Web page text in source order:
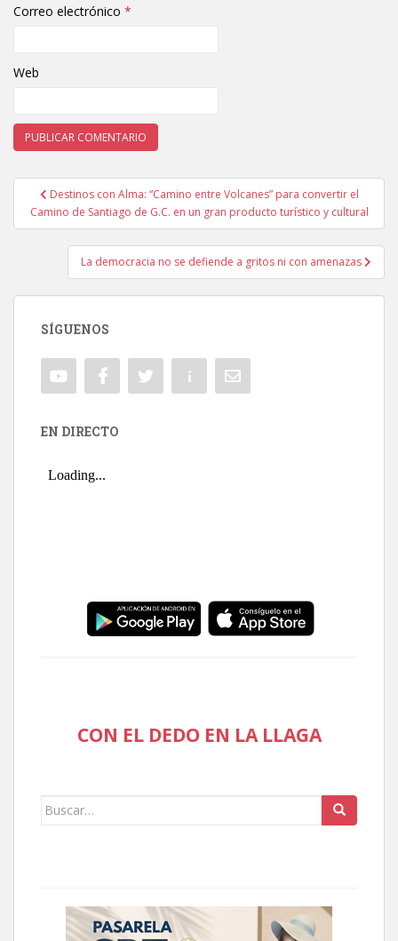
Correo electrónico *
Web
Navegación de entradas
Destinos con Alma: “Camino entre Volcanes” para convertir el
Camino de Santiago de G.C. en un gran producto turístico y cultural
La democracia no se defiende a gritos ni con amenazas
SÍGUENOS
EN DIRECTO
CON EL DEDO EN LA LLAGA
Buscar: